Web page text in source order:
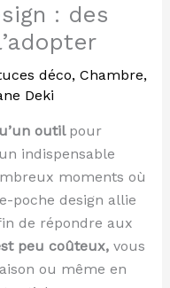
: des
déco, Chambre,
Deki
outil pour
indispensable
moments où
poche design allie
de répondre aux
peu coûteux,vous
ou même en